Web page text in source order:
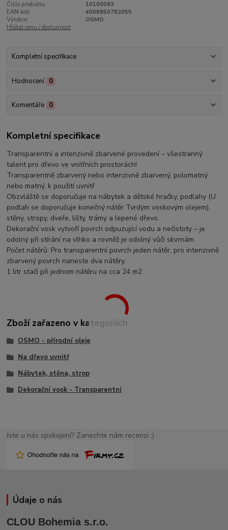
Číslo produktu:
10100093
EAN kód:
4006850782055
Výrobce:
OSMO
Hlídat cenu / dostupnost
Kompletní specifikace
Hodnocení 0
Komentáře 0
Kompletní specifikace
Transparentní a intenzivně zbarvené provedení – všestranný
talent pro dřevo ve vnitřních prostorách!
Transparentně zbarvený nebo intenzivně zbarvený, polomatný
nebo matný, k použití uvnitř
Obzvláště se doporučuje na nábytek a dětské hračky, podlahy (U
podlah se doporučuje konečný nátěr Tvrdým voskovým olejem),
stěny, stropy, dveře, lišty, trámy a lepené dřevo.
Dekorační vosk vytvoří povrch odpuzující vodu a nečistoty – je
odolný při stírání na vlhko a rovněž je odolný vůči skvrnám.
Počet nátěrů: Pro transparentní povrch jeden nátěr, pro intenzivně
zbarvený povrch naneste dva nátěry.
1 litr stačí při jednom nátěru na cca 24 m2
Zboží zařazeno v kategoriích
OSMO - přírodní oleje
Na dřevo uvnitř
Nábytek, stěna, strop
Dekorační vosk - Transparentní
Jste u nás spokojení? Zanechte nám recenzi ;)
Údaje o nás
CLOU Bohemia s.r.o.